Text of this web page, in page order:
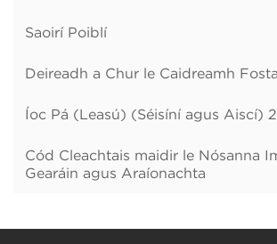
Saoirí Poiblí
Deireadh a Chur le Caidreamh
Íoc Pá (Leasú) (Séisíní agus Aiscí)
Cód Cleachtais maidir le Nósanna
Gearáin agus Araíonachta